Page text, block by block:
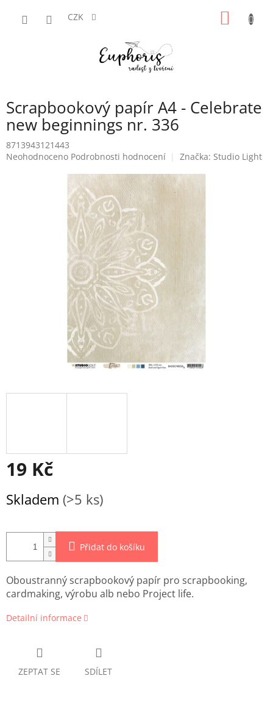
CZK
Scrapbookový papír A4 - Celebrate
new beginnings nr. 336
8713943121443
Průměrné
Neohodnoceno Podrobnosti hodnocení Značka: Studio Light
19 Kč
cena:
Skladem (>5 ks)
Přidat do košíku
Oboustranný scrapbookový papír pro scrapbooking,
cardmaking, výrobu alb nebo Project life.
Detailní informace
ZEPTAT SE SDÍLET